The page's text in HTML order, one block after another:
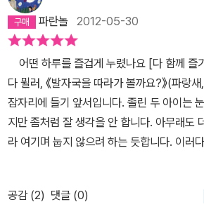
파란놀 2012-05-30
어떤 하루를 즐겁게 누렸나요 [다 함께 즐
다 뮐러, 《발자국을 따라가 볼까요?》(파
잠자리에 들기 앞서입니다. 졸린 두 아이는
지만 좀처럼 잘 생각을 안 합니다. 아무래도
라 여기며 눕지 않으려 하는 듯합니다. 이러
도 데려가라며 따라나옵니다. 둘째 아이를
다. 신을 신은 아이 손을 하나씩 잡습니다. 둘
공감 (2) 댓글 (0)